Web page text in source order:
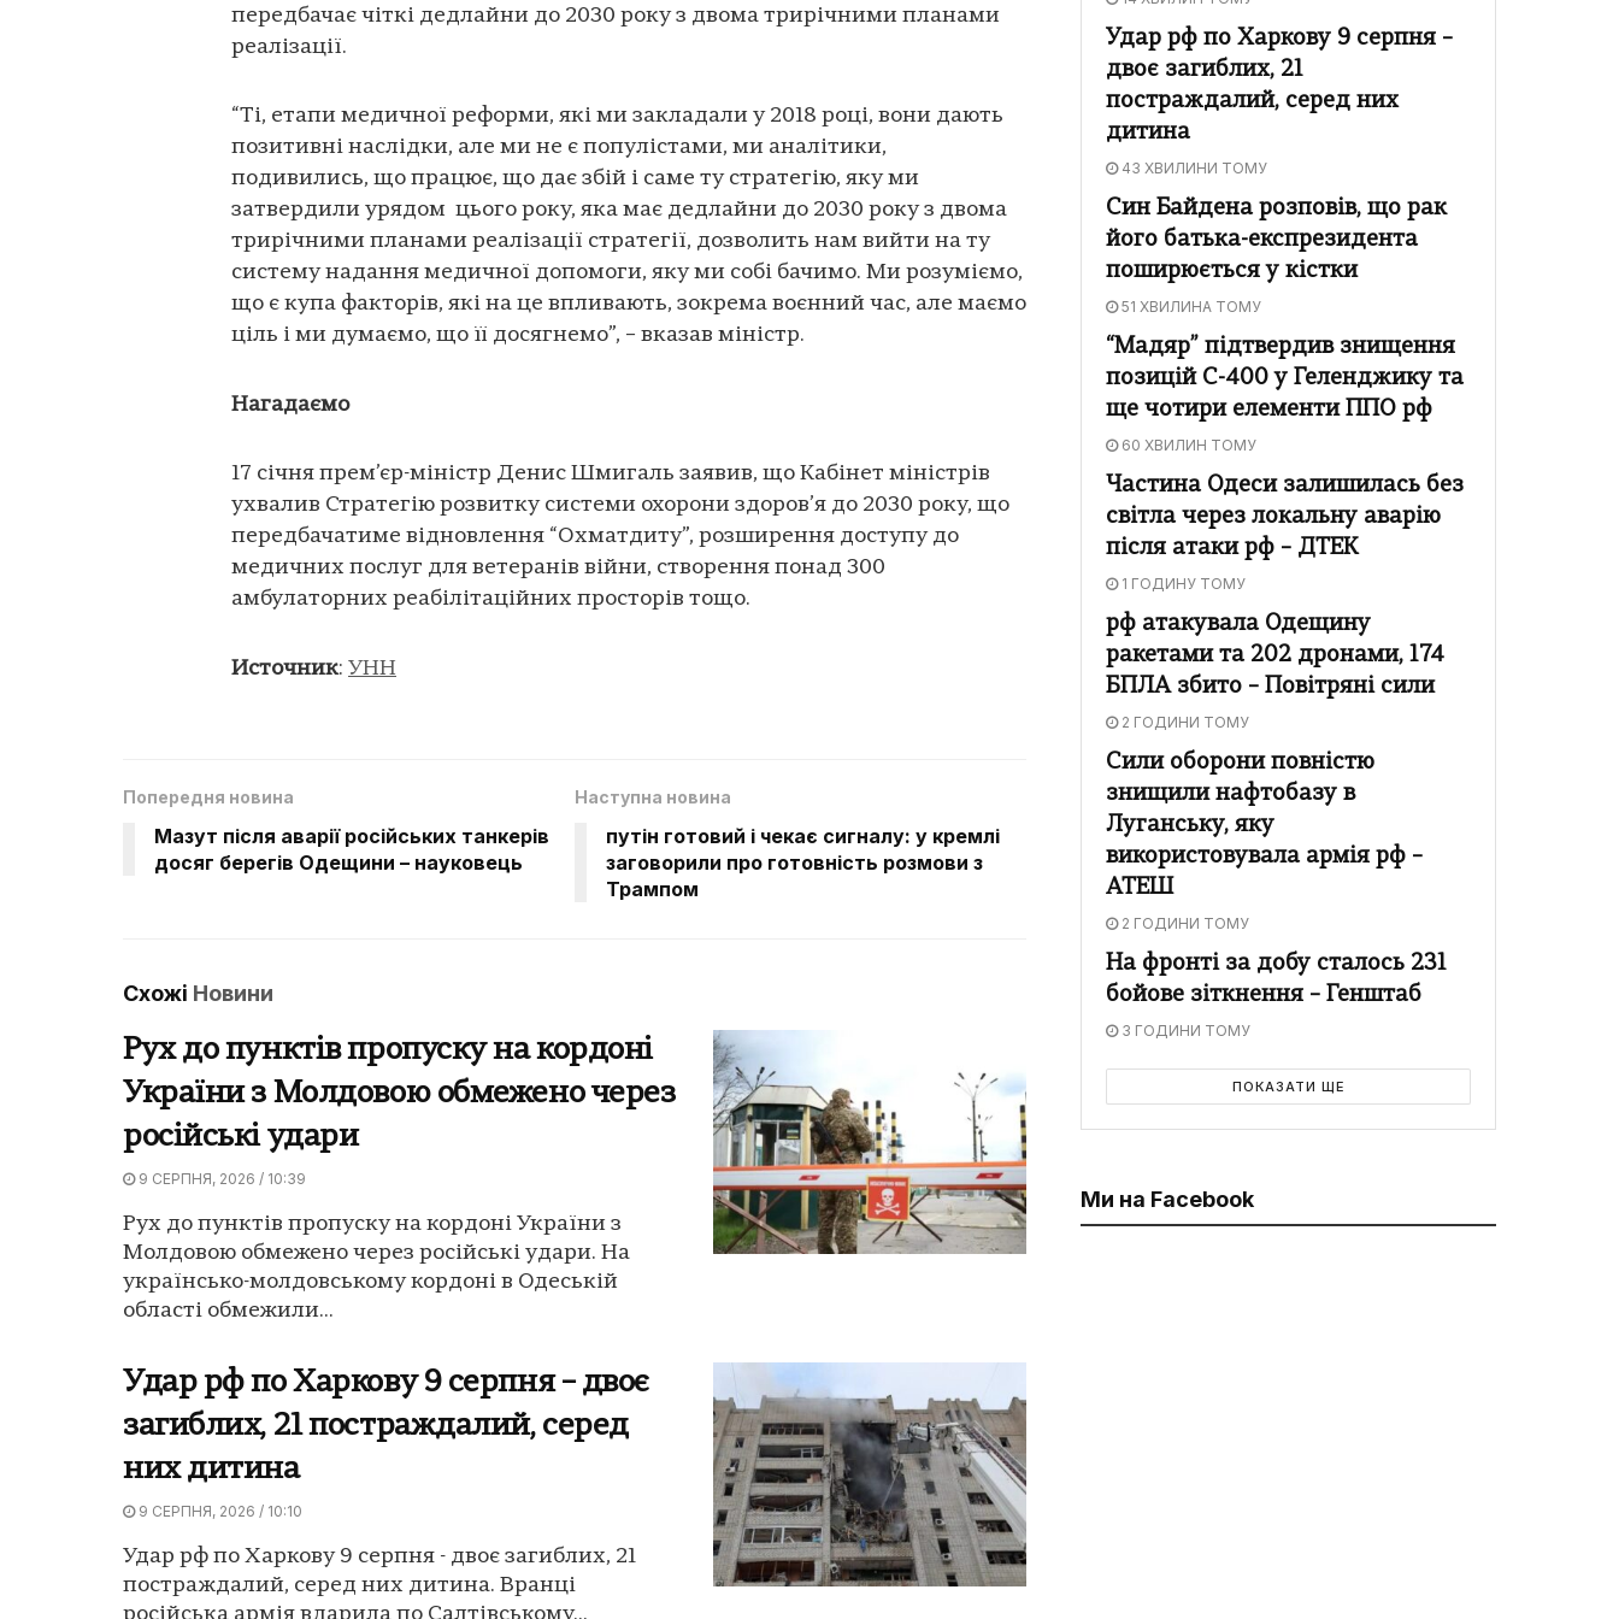
передбачає чіткі дедлайни до 2030 року з двома трирічними планами
реалізації.
“Ті, етапи медичної реформи, які ми закладали у 2018 році, вони дають
позитивні наслідки, але ми не є популістами, ми аналітики,
подивились, що працює, що дає збій і саме ту стратегію, яку ми
затвердили урядом цього року, яка має дедлайни до 2030 року з двома
трирічними планами реалізації стратегії, дозволить нам вийти на ту
систему надання медичної допомоги, яку ми собі бачимо. Ми розуміємо,
що є купа факторів, які на це впливають, зокрема воєнний час, але маємо
ціль і ми думаємо, що її досягнемо”, – вказав міністр.
Нагадаємо
17 січня прем’єр-міністр Денис Шмигаль заявив, що Кабінет міністрів
ухвалив Стратегію розвитку системи охорони здоров’я до 2030 року, що
передбачатиме відновлення “Охматдиту”, розширення доступу до
медичних послуг для ветеранів війни, створення понад 300
амбулаторних реабілітаційних просторів тощо.
Источник: УНН
Попередня новина
Мазут після аварії російських танкерів
досяг берегів Одещини – науковець
Наступна новина
путін готовий і чекає сигналу: у кремлі
заговорили про готовність розмови з
Трампом
Схожі Новини
Рух до пунктів пропуску на кордоні
України з Молдовою обмежено через
російські удари
9 СЕРПНЯ, 2026 / 10:39
Рух до пунктів пропуску на кордоні України з
Молдовою обмежено через російські удари. На
українсько-молдовському кордоні в Одеській
області обмежили...
Удар рф по Харкову 9 серпня – двоє
загиблих, 21 постраждалий, серед
них дитина
9 СЕРПНЯ, 2026 / 10:10
Удар рф по Харкову 9 серпня - двоє загиблих, 21
постраждалий, серед них дитина. Вранці
Удар рф по Харкову 9 серпня –
двоє загиблих, 21
постраждалий, серед них
дитина
43 ХВИЛИНИ ТОМУ
Син Байдена розповів, що рак
його батька-експрезидента
поширюється у кістки
51 ХВИЛИНА ТОМУ
“Мадяр” підтвердив знищення
позицій С-400 у Геленджику та
ще чотири елементи ППО рф
60 ХВИЛИН ТОМУ
Частина Одеси залишилась без
світла через локальну аварію
після атаки рф – ДТЕК
1 ГОДИНУ ТОМУ
рф атакувала Одещину
ракетами та 202 дронами, 174
БПЛА збито – Повітряні сили
2 ГОДИНИ ТОМУ
Сили оборони повністю
знищили нафтобазу в
Луганську, яку
використовувала армія рф –
АТЕШ
2 ГОДИНИ ТОМУ
На фронті за добу сталось 231
бойове зіткнення – Генштаб
3 ГОДИНИ ТОМУ
ПОКАЗАТИ ЩЕ
Ми на Facebook